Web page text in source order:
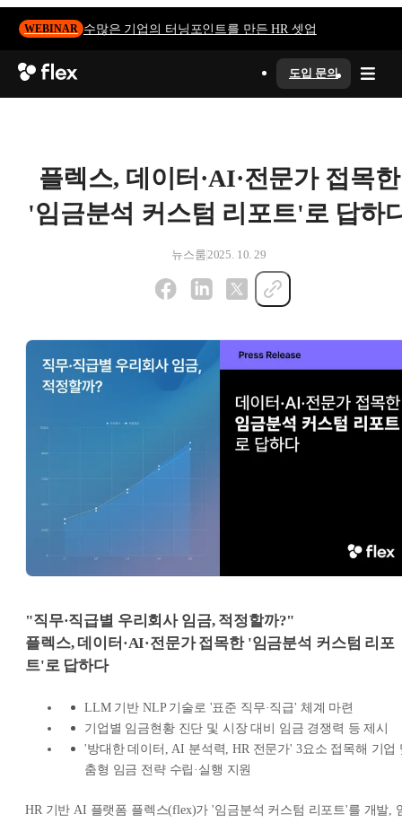
WEBINAR 수많은 기업의 터닝포인트를 만든 HR 셋업
도입 문의
플렉스, 데이터·AI·전문가 접목한
'임금분석 커스텀 리포트'로 답하
뉴스룸 2025. 10. 29
"직무·직급별 우리회사 임금, 적정할까?"
플렉스, 데이터·AI·전문가 접목한 '임금분석 커스텀 리포
트'로 답하다
LLM 기반 NLP 기술로 '표준 직무·직급' 체계 마련
기업별 임금현황 진단 및 시장 대비 임금 경쟁력 등 제시
'방대한 데이터, AI 분석력, HR 전문가' 3요소 접목해 기업
춤형 임금 전략 수립·실행 지원
HR 기반 AI 플랫폼 플렉스(flex)가 '임금분석 커스텀 리포트'를 개발,